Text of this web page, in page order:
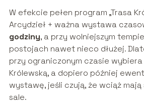
W efekcie pełen program „Trasa
Arcydzieł + ważna wystawa
godziny, a przy wolniejszym
postojach nawet nieco dłużej.
przy ograniczonym czasie
Królewską, a dopiero później
wystawę, jeśli czują, że wciąż mają
sale.